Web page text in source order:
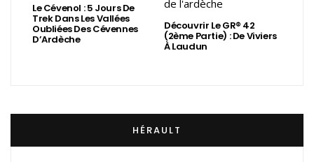
Le Cévenol : 5 Jours De
Trek Dans Les Vallées
Oubliées Des Cévennes
D’Ardèche
Découvrir Le GR® 42
(2ème Partie) : De Viviers
À Laudun
HÉRAULT